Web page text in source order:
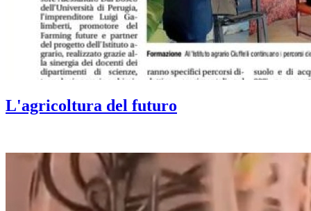
L'agricoltura del futuro